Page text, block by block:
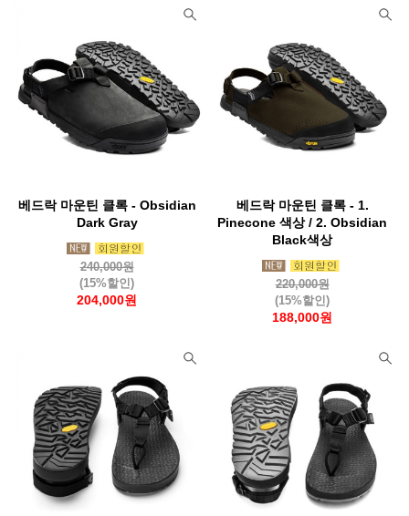
베드락 마운틴 클록 - Obsidian
Dark Gray
240,000원
(15%할인)
204,000원
베드락 마운틴 클록 - 1.
Pinecone 색상 / 2. Obsidian
Black색상
220,000원
(15%할인)
188,000원